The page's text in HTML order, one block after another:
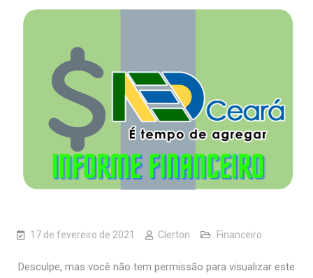
17 de fevereiro de 2021 Clerton Financeiro
Desculpe, mas você não tem permissão para visualizar este